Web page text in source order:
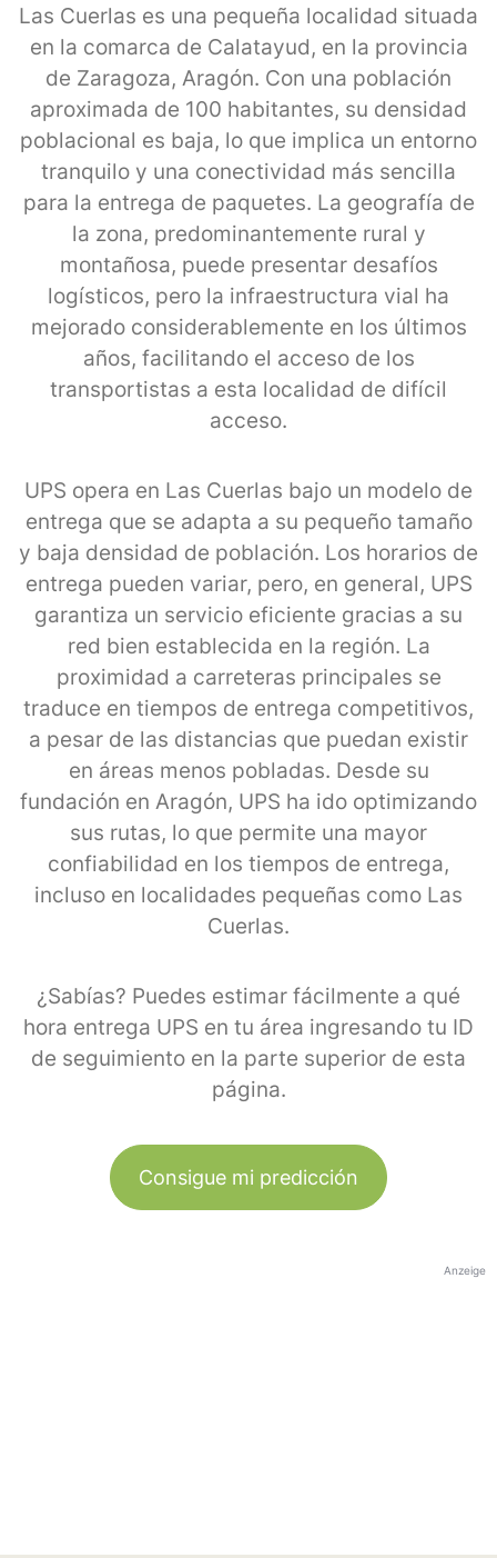
Las Cuerlas es una pequeña localidad situada
en la comarca de Calatayud, en la provincia
de Zaragoza, Aragón. Con una población
aproximada de 100 habitantes, su densidad
poblacional es baja, lo que implica un entorno
tranquilo y una conectividad más sencilla
para la entrega de paquetes. La geografía de
la zona, predominantemente rural y
montañosa, puede presentar desafíos
logísticos, pero la infraestructura vial ha
mejorado considerablemente en los últimos
años, facilitando el acceso de los
transportistas a esta localidad de difícil
acceso.
UPS opera en Las Cuerlas bajo un modelo de
entrega que se adapta a su pequeño tamaño
y baja densidad de población. Los horarios de
entrega pueden variar, pero, en general, UPS
garantiza un servicio eficiente gracias a su
red bien establecida en la región. La
proximidad a carreteras principales se
traduce en tiempos de entrega competitivos,
a pesar de las distancias que puedan existir
en áreas menos pobladas. Desde su
fundación en Aragón, UPS ha ido optimizando
sus rutas, lo que permite una mayor
confiabilidad en los tiempos de entrega,
incluso en localidades pequeñas como Las
Cuerlas.
¿Sabías? Puedes estimar fácilmente a qué
hora entrega UPS en tu área ingresando tu ID
de seguimiento en la parte superior de esta
página.
Consigue mi predicción
Anzeige